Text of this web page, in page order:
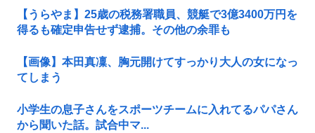
【うらやま】25歳の税務署職員、競艇で3億3400万円を
得るも確定申告せず逮捕。その他の余罪も
【画像】本田真凜、胸元開けてすっかり大人の女になっ
てしまう
小学生の息子さんをスポーツチームに入れてるパパさん
から聞いた話。試合中マ...